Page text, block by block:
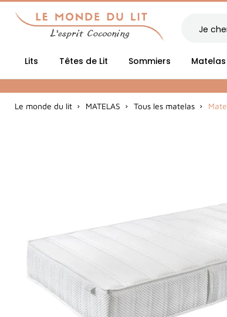
Lits Têtes de Lit Sommiers Matelas
Le monde du lit MATELAS Tous les matelas